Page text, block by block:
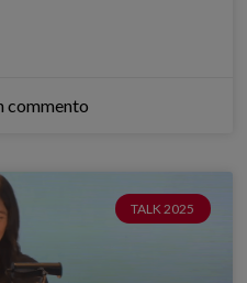
commento
TALK 2025